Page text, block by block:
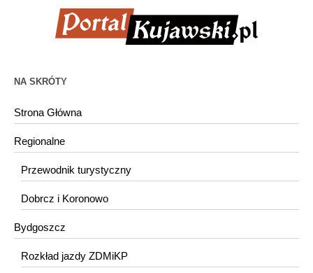
NA SKRÓTY
Strona Główna
Regionalne
Przewodnik turystyczny
Dobrcz i Koronowo
Bydgoszcz
Rozkład jazdy ZDMiKP